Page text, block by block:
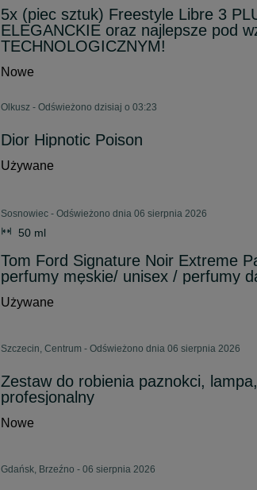
5x (piec sztuk) Freestyle Libre 3
ELEGANCKIE oraz najlepsze pod
TECHNOLOGICZNYM!
Nowe
Olkusz - Odświeżono dzisiaj o 03:23
Dior Hipnotic Poison
Używane
Sosnowiec - Odświeżono dnia 06 sierpnia 2026
50 ml
Tom Ford Signature Noir Extreme
perfumy męskie/ unisex / perfumy
Używane
Szczecin, Centrum - Odświeżono dnia 06 sierpnia 2026
Zestaw do robienia paznokci,
profesjonalny
Nowe
Gdańsk, Brzeźno - 06 sierpnia 2026